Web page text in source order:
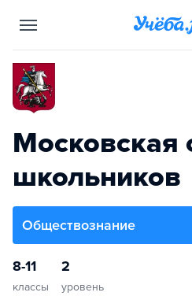
Московская
школьников
Обществознание
8-11
классы
2
уровень